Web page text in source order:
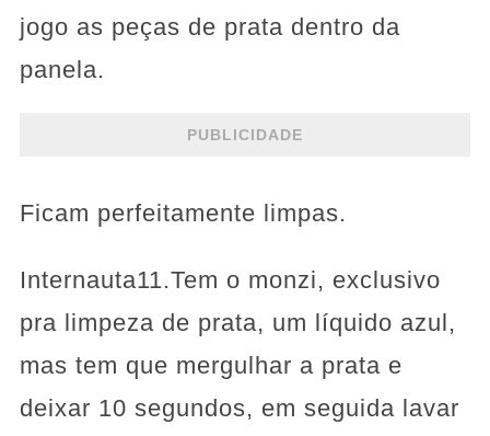
jogo as peças de prata dentro da
panela.
PUBLICIDADE
Ficam perfeitamente limpas.
Internauta11.Tem o monzi, exclusivo
pra limpeza de prata, um líquido azul,
mas tem que mergulhar a prata e
deixar 10 segundos, em seguida lavar